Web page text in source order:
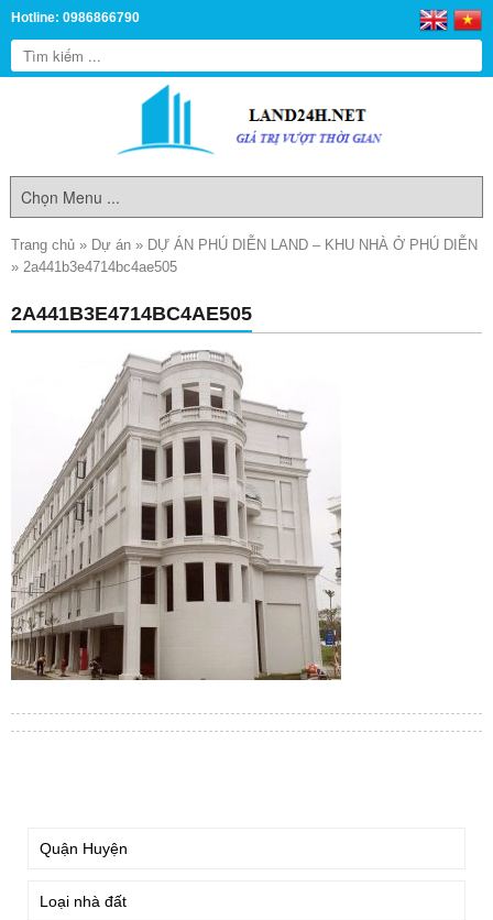
Hotline: 0986866790
Trang chủ » Dự án » DỰ ÁN PHÚ DIỄN LAND – KHU NHÀ Ở PHÚ DIỄN
» 2a441b3e4714bc4ae505
2A441B3E4714BC4AE505